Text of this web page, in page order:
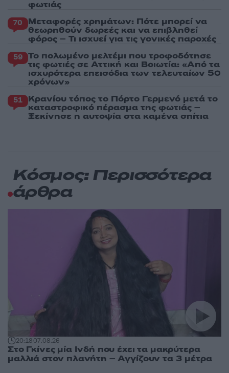
φωτιάς
70 Μεταφορές χρημάτων: Πότε μπορεί να
θεωρηθούν δωρεές και να επιβληθεί
φόρος – Τι ισχυεί για τις γονικές παροχές
59 Το πολωμένο μελτέμι που τροφοδότησε
τις φωτιές σε Αττική και Βοιωτία: «Από τα
ισχυρότερα επεισόδια των τελευταίων 50
χρόνων»
51 Κρανίου τόπος το Πόρτο Γερμενό μετά το
καταστροφικό πέρασμα της φωτιάς –
Ξεκίνησε η αυτοψία στα καμένα σπίτια
Κόσμος: Περισσότερα
άρθρα
20:1807.08.26
Στο Γκίνες μία Ινδή που έχει τα μακρύτερα
μαλλιά στον πλανήτη – Αγγίζουν τα 3 μέτρα